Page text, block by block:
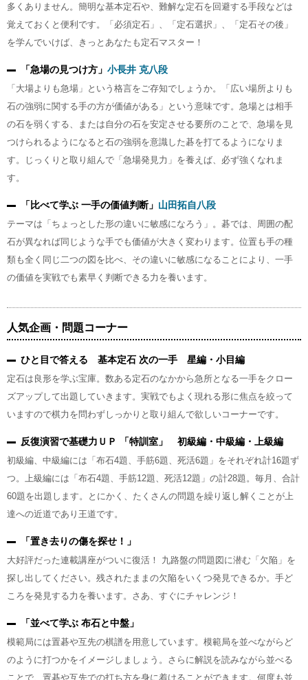
多くありません。簡明な基本定石や、難解な定石を回避する手段などは
覚えておくと便利です。「必須定石」、「定石選択」、「定石その後」
を学んでいけば、きっとあなたも定石マスター！
「急場の見つけ方」 小長井 克八段
「大場よりも急場」という格言をご存知でしょうか。「広い場所よりも
石の強弱に関する手の方が価値がある」という意味です。急場とは相手
の石を弱くする、または自分の石を安定させる要所のことで、急場を見
つけられるようになると石の強弱を意識した碁を打てるようになりま
す。じっくりと取り組んで「急場発見力」を養えば、必ず強くなれま
す。
「比べて学ぶ 一手の価値判断」 山田拓自八段
テーマは「ちょっとした形の違いに敏感になろう」。碁では、周囲の配
石が異なれば同じような手でも価値が大きく変わります。位置も手の種
類も全く同じ二つの図を比べ、その違いに敏感になることにより、一手
の価値を実戦でも素早く判断できる力を養います。
人気企画・問題コーナー
ひと目で答える 基本定石 次の一手 星編・小目編
定石は良形を学ぶ宝庫。数ある定石のなかから急所となる一手をクロー
ズアップして出題していきます。実戦でもよく現れる形に焦点を絞って
いますので棋力を問わずしっかりと取り組んで欲しいコーナーです。
反復演習で基礎力ＵＰ 「特訓室」 初級編・中級編・上級編
初級編、中級編には「布石4題、手筋6題、死活6題」をそれぞれ計16題ず
つ。上級編には「布石4題、手筋12題、死活12題」の計28題。毎月、合計
60題を出題します。とにかく、たくさんの問題を繰り返し解くことが上
達への近道であり王道です。
「置き去りの傷を探せ！」
大好評だった連載講座がついに復活！ 九路盤の問題図に潜む「欠陥」を
探し出してください。残されたままの欠陥をいくつ発見できるか。手ど
ころを発見する力を養います。さあ、すぐにチャレンジ！
「並べて学ぶ 布石と中盤」
模範局には置碁や互先の棋譜を用意しています。模範局を並べながらど
のように打つかをイメージしましょう。さらに解説を読みながら並べる
ことで、置碁や互先での打ち方を身に着けることができます。何度も並